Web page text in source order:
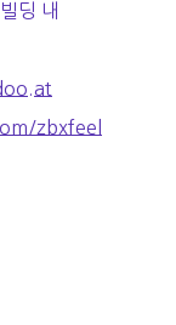
딩 내
zbxfeel